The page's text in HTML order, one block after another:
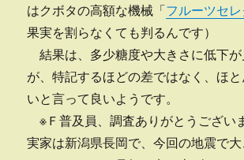
はクボタの高額な機械「フルーツセ
果実を割らなくても判るんです）
結果は、多少糖度や大きさに低下が
が、特記するほどの差ではなく、ほ
いと言って良いようです。
※Ｆ普及員、調査ありがとうござい
実家は新潟県長岡で、今回の地震で